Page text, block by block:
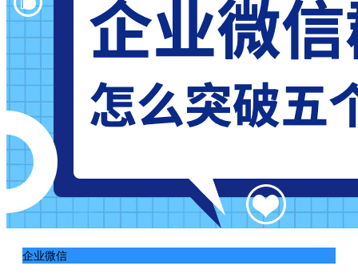
企业微信